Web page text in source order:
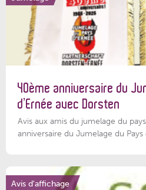
40ème anniversaire du
d’Ernée avec Dorsten
Avis aux amis du jumelage du
anniversaire du Jumelage du Pays
Avis d'affichage